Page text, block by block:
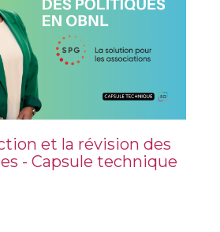
et la révision des
- Capsule technique